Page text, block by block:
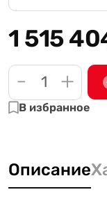
1 515
- +
В избранное
Описание